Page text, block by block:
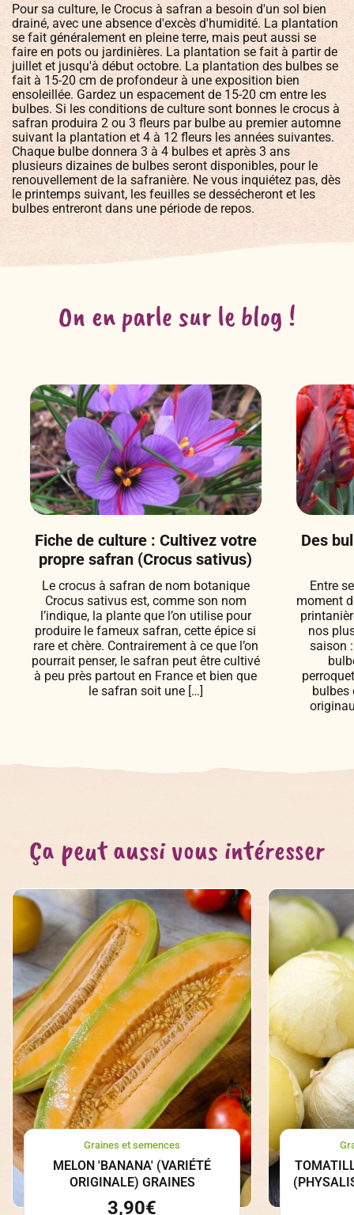
Pour sa culture, le Crocus à safran a besoin d'un sol bien
drainé, avec une absence d'excès d'humidité. La plantation
se fait généralement en pleine terre, mais peut aussi se
faire en pots ou jardinières. La plantation se fait à partir de
juillet et jusqu'à début octobre. La plantation des bulbes se
fait à 15-20 cm de profondeur à une exposition bien
ensoleillée. Gardez un espacement de 15-20 cm entre les
bulbes. Si les conditions de culture sont bonnes le crocus à
safran produira 2 ou 3 fleurs par bulbe au premier automne
suivant la plantation et 4 à 12 fleurs les années suivantes.
Chaque bulbe donnera 3 à 4 bulbes et après 3 ans
plusieurs dizaines de bulbes seront disponibles, pour le
renouvellement de la safranière. Ne vous inquiétez pas, dès
le printemps suivant, les feuilles se dessécheront et les
bulbes entreront dans une période de repos.
On en parle sur le blog !
Fiche de culture : Cultivez votre
propre safran (Crocus sativus)
Le crocus à safran de nom botanique
Crocus sativus est, comme son nom
l’indique, la plante que l’on utilise pour
produire le fameux safran, cette épice si
rare et chère. Contrairement à ce que l’on
pourrait penser, le safran peut être cultivé
à peu près partout en France et bien que
le safran soit une […]
Des
Entre
moment
nos
saison
bulbes
Ça peut aussi vous intéresser
Graines et semences
MELON 'BANANA' (VARIÉTÉ
ORIGINALE) GRAINES
3,90€